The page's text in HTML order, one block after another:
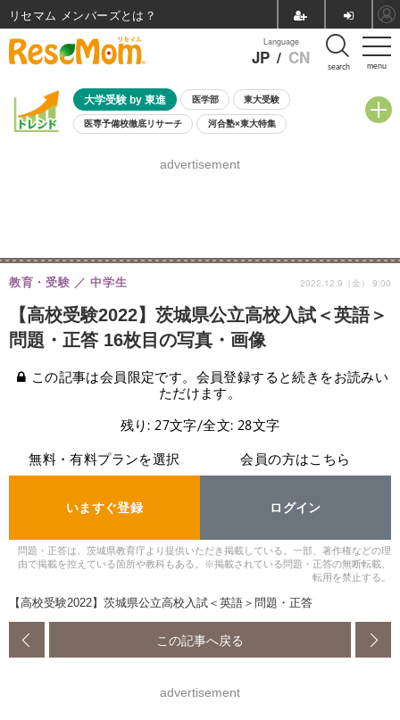
menu
Language
JP / CN search
大学受験 by 東進 医学部 東大受験
医専予備校徹底リサーチ 河合塾×東大特集
8月開催学校説明会・相談会
advertisement
【高校受験2022】茨城県公立高校入試＜英語＞
問題・正答 16枚目の写真・画像
教育・受験 中学生 2022.12.9（金） 9:00
この記事は会員限定です。会員登録すると続きをお読みい
ただけます。
残り: 27文字/全文: 28文字
無料・有料プランを選択
いますぐ登録
会員の方はこちら
ログイン
問題・正答は、茨城県教育庁より提供いただき掲載している。一部、著作権などの理
由で掲載を控えている箇所や教科もある。※掲載されている問題・正答の無断転載、
転用を禁止する。
【高校受験2022】茨城県公立高校入試＜英語＞問題・正答
この記事へ戻る
advertisement
リセマム メンバーズ